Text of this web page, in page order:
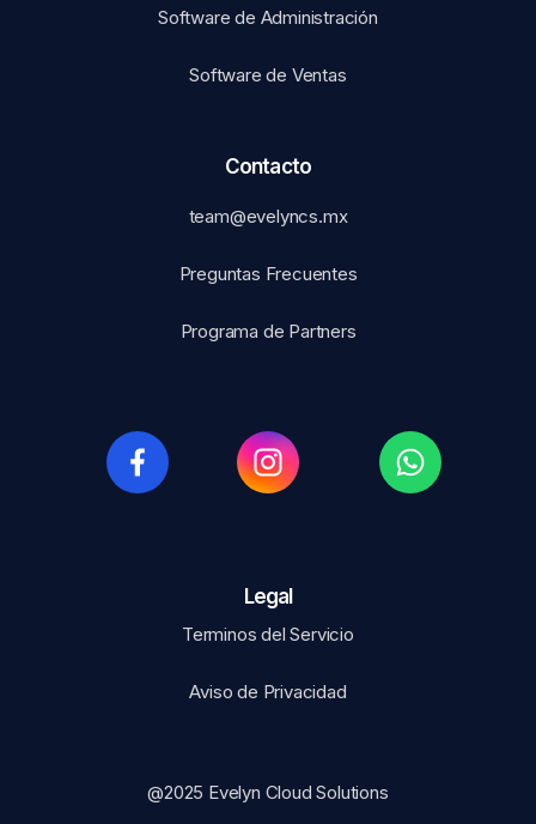
Software de Administración
Software de Ventas
Contacto
team@evelyncs.mx
Preguntas Frecuentes
Programa de Partners
Legal​
Terminos del Servicio
Aviso de Privacidad
@2025 Evelyn Cloud Solutions